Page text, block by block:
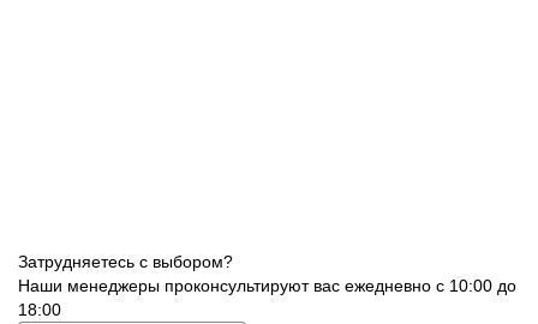
Затрудняетесь с выбором?
Наши менеджеры проконсультируют вас ежедневно с 10:00 до
18:00